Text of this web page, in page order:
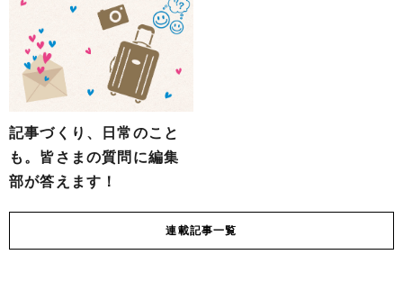
記事づくり、日常のこと
も。皆さまの質問に編集
部が答えます！
連載記事一覧